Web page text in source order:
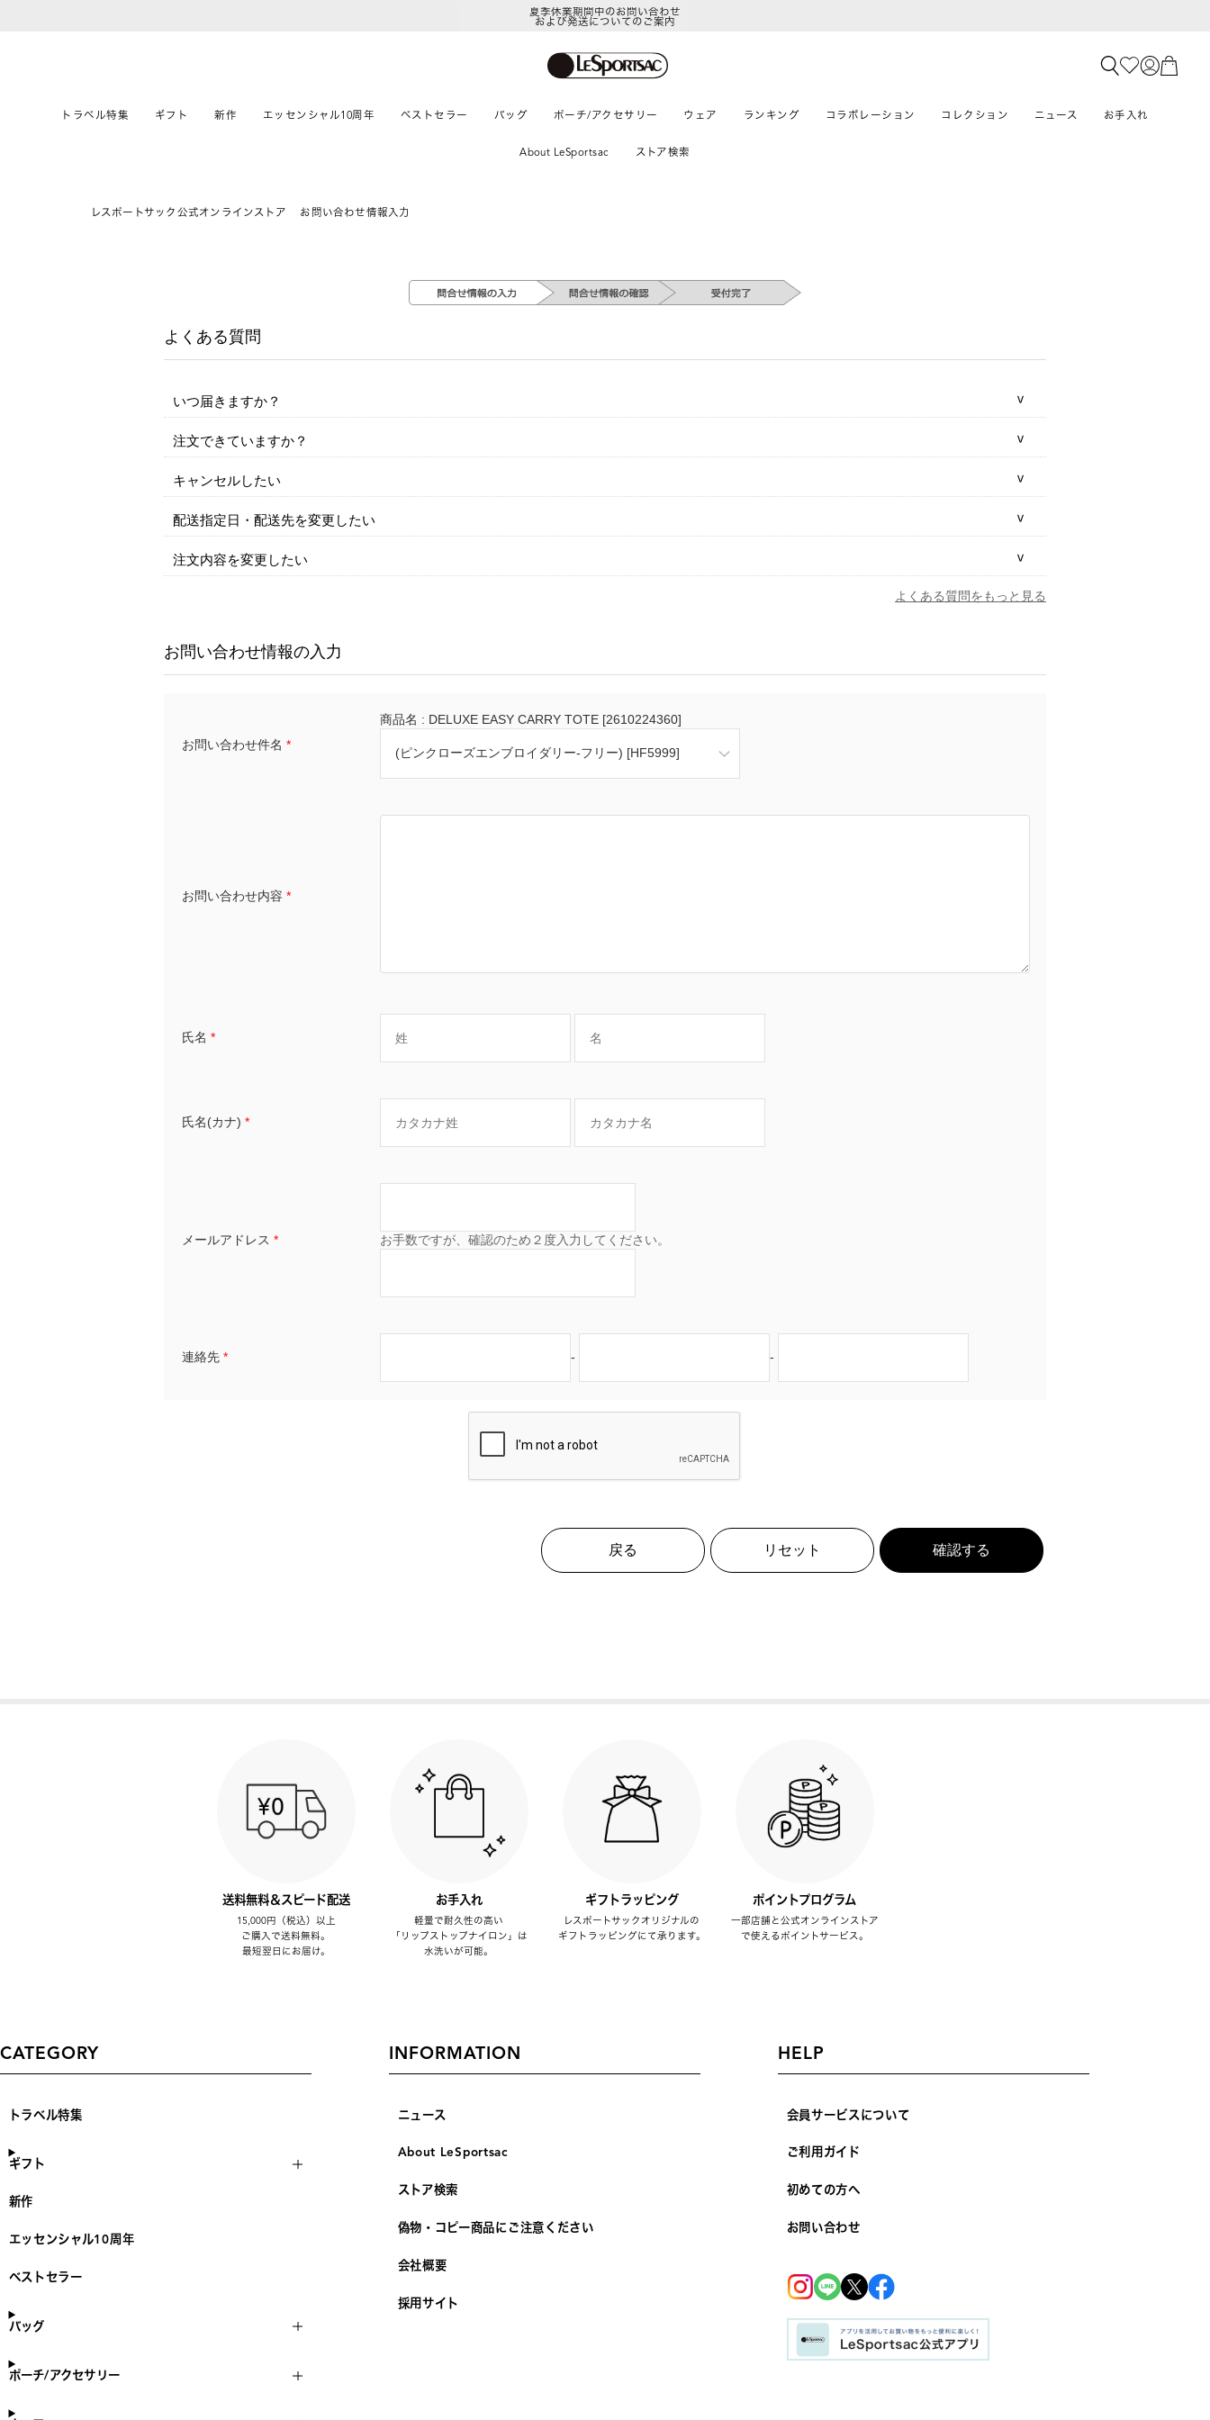
夏季休業期間中のお問い合わせ
および発送についてのご案内
トラベル特集 ギフト 新作 エッセンシャル10周年 ベストセラー バッグ ポーチ/アクセサリー ウェア ランキング コラボレーション コレクション ニュース お手入れ
About LeSportsac ストア検索
レスポートサック公式オンラインストア お問い合わせ情報入力
よくある質問
いつ届きますか？
注文できていますか？
キャンセルしたい
配送指定日・配送先を変更したい
注文内容を変更したい
よくある質問をもっと見る
お問い合わせ情報の入力
お問い合わせ件名 *
商品名 : DELUXE EASY CARRY TOTE [2610224360]
お問い合わせ内容 *
氏名 *
氏名(カナ) *
メールアドレス * お手数ですが、確認のため２度入力してください。
連絡先 * - -
戻る リセット 確認する
送料無料＆スピード配送
15,000円（税込）以上
ご購入で送料無料。
最短翌日にお届け。
お手入れ
軽量で耐久性の高い
「リップストップナイロン」は
水洗いが可能。
ギフトラッピング
レスポートサックオリジナルの
ギフトラッピングにて承ります。
ポイントプログラム
一部店舗と公式オンラインストア
で使えるポイントサービス。
CATEGORY
トラベル特集
ギフト
新作
エッセンシャル10周年
ベストセラー
バッグ
ポーチ/アクセサリー
INFORMATION
ニュース
About LeSportsac
ストア検索
偽物・コピー商品にご注意ください
会社概要
採用サイト
HELP
会員サービスについて
ご利用ガイド
初めての方へ
お問い合わせ